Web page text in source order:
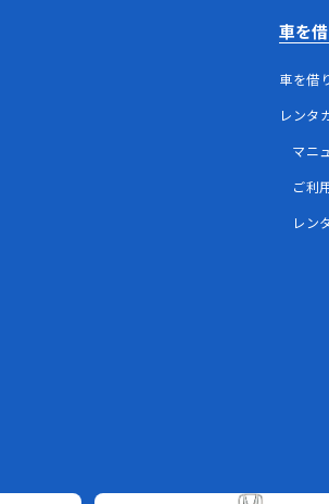
車を
車を借
レンタ
マニ
ご利
レン